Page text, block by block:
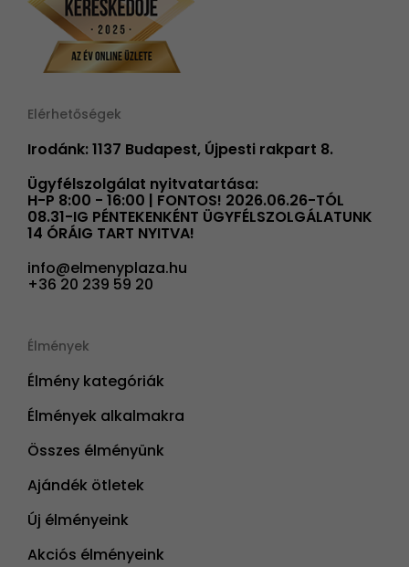
Elérhetőségek
Irodánk: 1137 Budapest, Újpesti rakpart 8.
Ügyfélszolgálat nyitvatartása:
H-P 8:00 - 16:00 | FONTOS! 2026.06.26-TÓL
08.31-IG PÉNTEKENKÉNT ÜGYFÉLSZOLGÁLATUNK
14 ÓRÁIG TART NYITVA!
info@elmenyplaza.hu
+36 20 239 59 20
Élmények
Élmény kategóriák
Élmények alkalmakra
Összes élményünk
Ajándék ötletek
Új élményeink
Akciós élményeink